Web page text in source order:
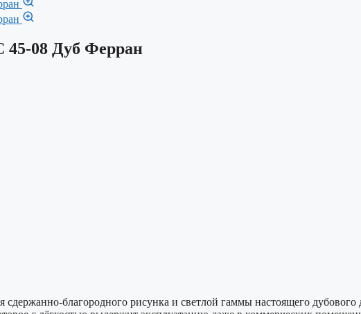
08 Дуб Ферран
благородного рисунка и светлой гаммы настоящего